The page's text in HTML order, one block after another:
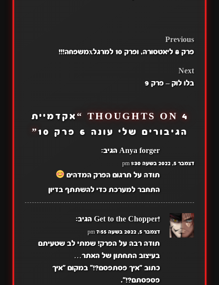
POST
Previous
פרק 8 ליאטסורה, ופרק 10 למרגלxמשפחה!!!
Next
בלו לוק – פרק 9
4 THOUGHTS ON “
אקדמיית
הגיבורים שלי עונה 6 פרק 10
”
Anya forger הגיב:
דצמבר 5, 2022 בשעה 1:30 pm
תודה על תרגום הפרק המדהים
התחבר למערכת כדי להשתתף בדיון
!Get to the Chopper הגיב:
דצמבר 5, 2022 בשעה 7:55 pm
תודה רבה על הפרק! שמתי לב שטעיתם
בעיצוב התחתון של האתר…
כתוב "איך פסתפסם?!" במקום "איך
פספסתם?!".